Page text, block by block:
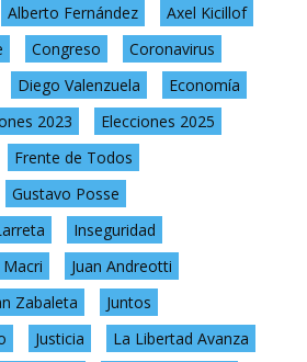
Alberto Fernández
Axel Kicillof
Congreso
Coronavirus
Diego Valenzuela
Economía
2023
Elecciones 2025
Frente de Todos
Gustavo Posse
Inseguridad
Macri
Juan Andreotti
Zabaleta
Juntos
Justicia
La Libertad Avanza